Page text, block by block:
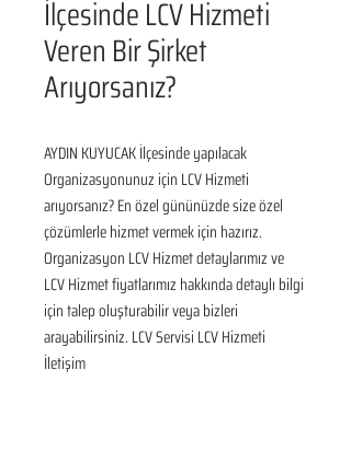
İlçesinde LCV Hizmeti
Veren Bir Şirket
Arıyorsanız?
AYDIN KUYUCAK İlçesinde yapılacak
Organizasyonunuz için LCV Hizmeti
arıyorsanız? En özel gününüzde size özel
çözümlerle hizmet vermek için hazırız.
Organizasyon LCV Hizmet detaylarımız ve
LCV Hizmet fiyatlarımız hakkında detaylı bilgi
için talep oluşturabilir veya bizleri
arayabilirsiniz. LCV Servisi LCV Hizmeti
İletişim